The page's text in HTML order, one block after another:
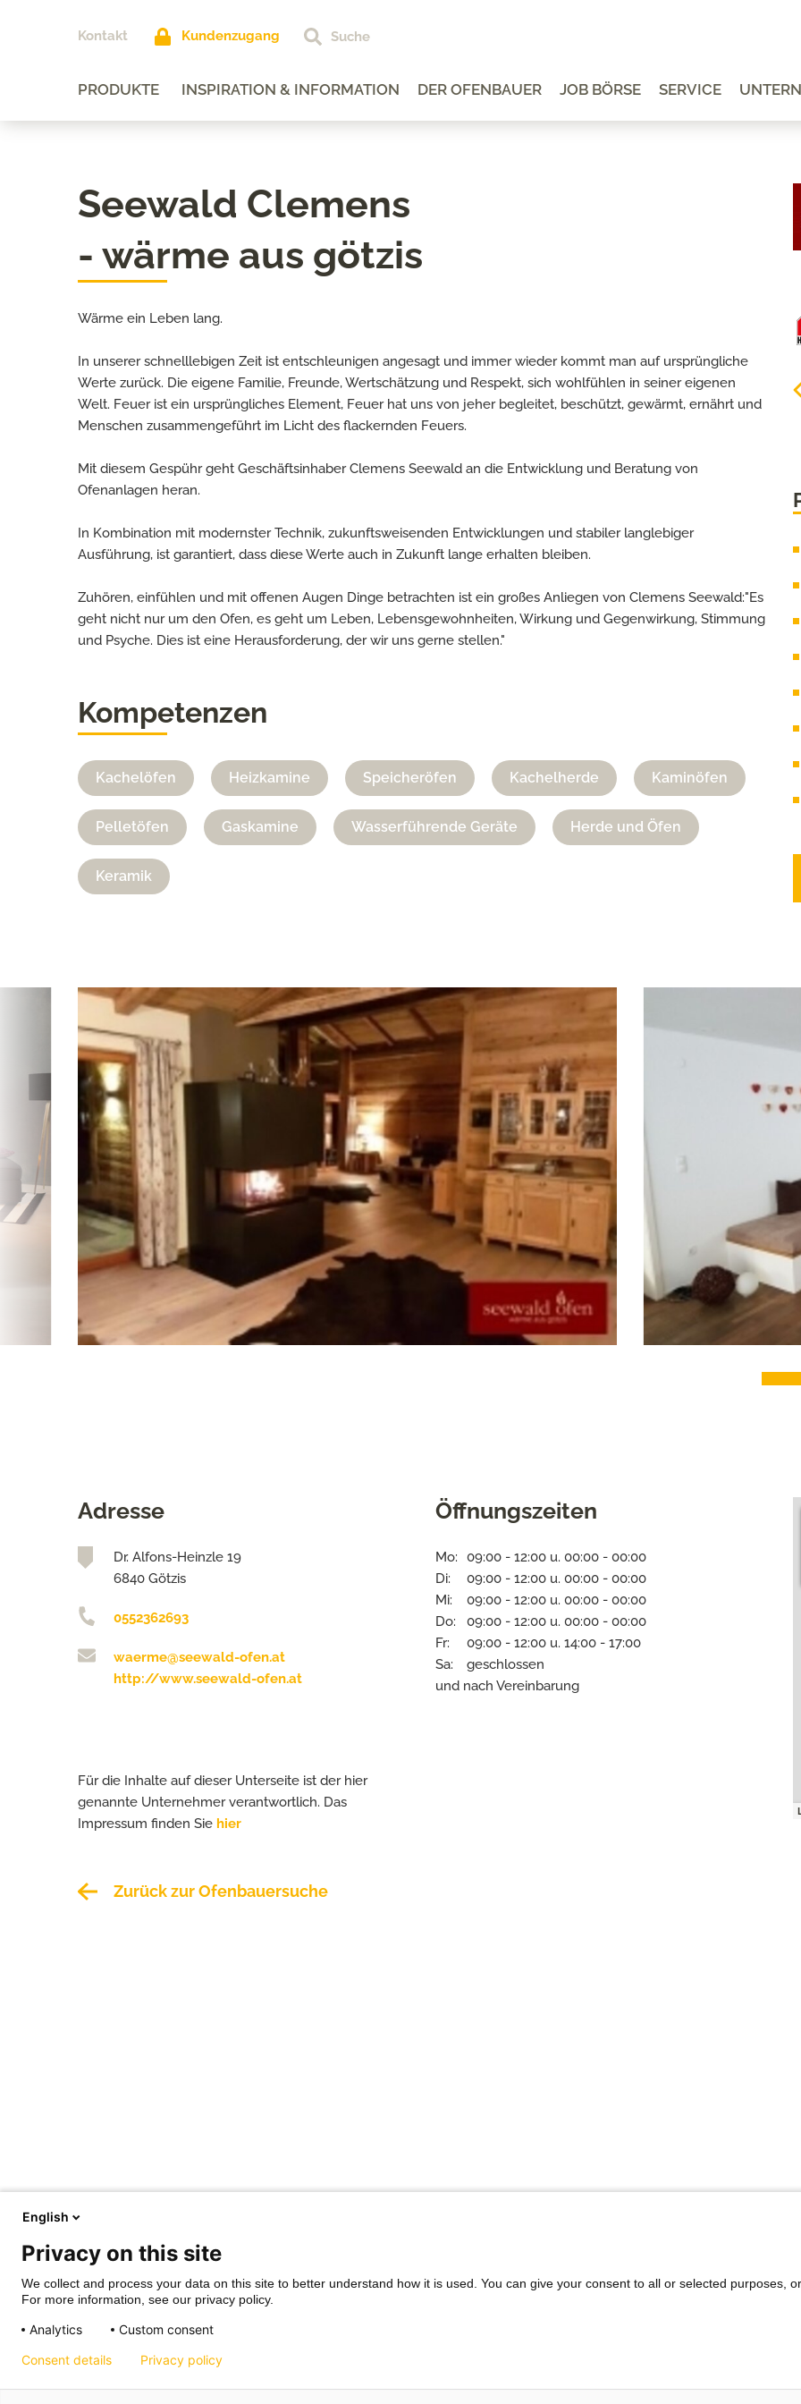
Kontakt Kundenzugang
PRODUKTE INSPIRATION & INFORMATION DER OFENBAUER JOB BÖRSE SERVICE
Seewald Clemens
- wärme aus götzis
Wärme ein Leben lang.
In unserer schnelllebigen Zeit ist entschleunigen angesagt und immer wieder kommt man auf ursprüngliche
Werte zurück. Die eigene Familie, Freunde, Wertschätzung und Respekt, sich wohlfühlen in seiner eigenen
Welt. Feuer ist ein ursprüngliches Element, Feuer hat uns von jeher begleitet, beschützt, gewärmt, ernährt und
Menschen zusammengeführt im Licht des flackernden Feuers.
Mit diesem Gespühr geht Geschäftsinhaber Clemens Seewald an die Entwicklung und Beratung von
Ofenanlagen heran.
In Kombination mit modernster Technik, zukunftsweisenden Entwicklungen und stabiler langlebiger
Ausführung, ist garantiert, dass diese Werte auch in Zukunft lange erhalten bleiben.
Zuhören, einfühlen und mit offenen Augen Dinge betrachten ist ein großes Anliegen von Clemens Seewald:"Es
geht nicht nur um den Ofen, es geht um Leben, Lebensgewohnheiten, Wirkung und Gegenwirkung, Stimmung
und Psyche. Dies ist eine Herausforderung, der wir uns gerne stellen."
Kompetenzen
Kachelöfen Heizkamine Speicheröfen Kachelherde Kaminöfen
Pelletöfen Gaskamine Wasserführende Geräte Herde und Öfen
Keramik
Adresse
Dr. Alfons-Heinzle 19
6840 Götzis
0552362693
waerme@seewald-ofen.at
http://www.seewald-ofen.at
Für die Inhalte auf dieser Unterseite ist der hier
genannte Unternehmer verantwortlich. Das
Impressum finden Sie hier
Öffnungszeiten
Mo:
09:00 - 12:00 u. 00:00 - 00:00
Di:
09:00 - 12:00 u. 00:00 - 00:00
Mi:
09:00 - 12:00 u. 00:00 - 00:00
Do:
09:00 - 12:00 u. 00:00 - 00:00
Fr:
09:00 - 12:00 u. 14:00 - 17:00
Sa:
geschlossen
und nach Vereinbarung
Zurück zur Ofenbauersuche
English
Privacy on this site
We collect and process your data on this site to better understand how it is used. You can give your consent to all or selected purposes,
For more information, see our privacy policy.
Analytics Custom consent
Consent details Privacy policy